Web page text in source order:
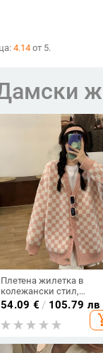
4.14 от 5.
Плетена жилетка в
колежански стил,
студентско палто,
есенно-зимно връхно
облекло, мързелив нов
свободен ретро
стил
54.09 € / 105.79 лв